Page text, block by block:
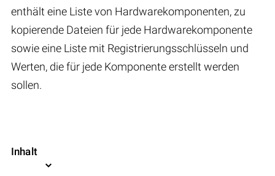
enthält eine Liste von Hardwarekomponenten, zu
kopierende Dateien für jede Hardwarekomponente
sowie eine Liste mit Registrierungsschlüsseln und
Werten, die für jede Komponente erstellt werden
sollen.
Inhalt